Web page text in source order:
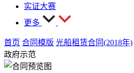
实证大赛
更多
首页 合同模版 光船租赁合同(2018年)
政府示范